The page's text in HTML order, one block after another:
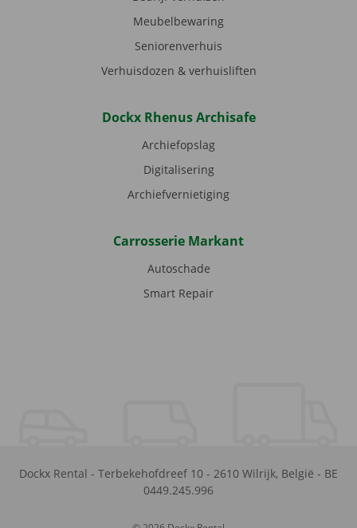
Meubelbewaring
Seniorenverhuis
Verhuisdozen & verhuisliften
Dockx Rhenus Archisafe
Archiefopslag
Digitalisering
Archiefvernietiging
Carrosserie Markant
Autoschade
Smart Repair
Dockx Rental - Terbekehofdreef 10 - 2610 Wilrijk, België - BE
0449.245.996